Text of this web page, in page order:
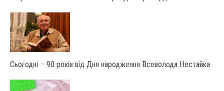
Сьогодні – 90 років від Дня народження Всеволода Нестайка